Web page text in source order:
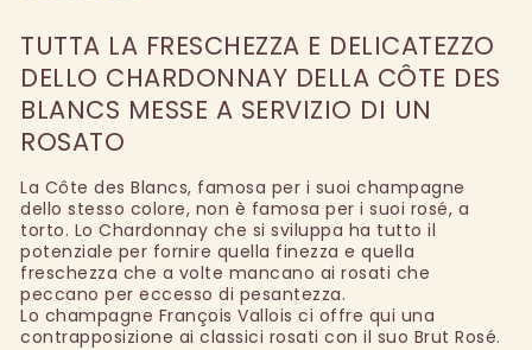
TUTTA LA FRESCHEZZA E DELICATEZZO
DELLO CHARDONNAY DELLA CÔTE DES
BLANCS MESSE A SERVIZIO DI UN
ROSATO
La Côte des Blancs, famosa per i suoi champagne
dello stesso colore, non è famosa per i suoi rosé, a
torto. Lo Chardonnay che si sviluppa ha tutto il
potenziale per fornire quella finezza e quella
freschezza che a volte mancano ai rosati che
peccano per eccesso di pesantezza.
Lo champagne François Vallois ci offre qui una
contrapposizione ai classici rosati con il suo Brut Rosé.